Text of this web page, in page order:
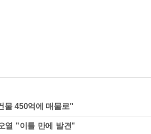
물 450억에 매물로"
열 "이틀 만에 발견"